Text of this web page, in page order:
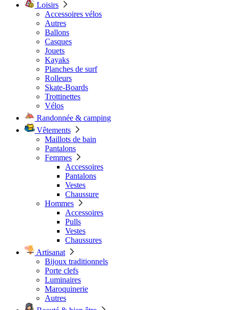
Loisirs
Accessoires vélos
Autres
Ballons
Casques
Jouets
Kayaks
Planches de surf
Rolleurs
Skate-Boards
Trottinettes
Vélos
Randonnée & camping
Vêtements
Maillots de bain
Pantalons
Femmes
Accessoires
Pantalons
Vestes
Chaussure
Hommes
Accessoires
Pulls
Vestes
Chaussures
Artisanat
Bijoux traditionnels
Porte clefs
Luminaires
Maroquinerie
Autres